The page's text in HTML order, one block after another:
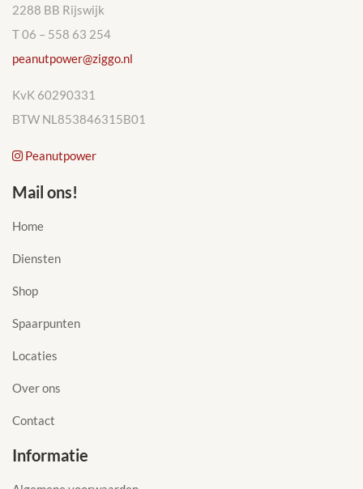
2288 BB Rijswijk
T 06 – 558 63 254
peanutpower@ziggo.nl
KvK 60290331
BTW NL853846315B01
Peanutpower
Mail ons!
Home
Diensten
Shop
Spaarpunten
Locaties
Over ons
Contact
Informatie